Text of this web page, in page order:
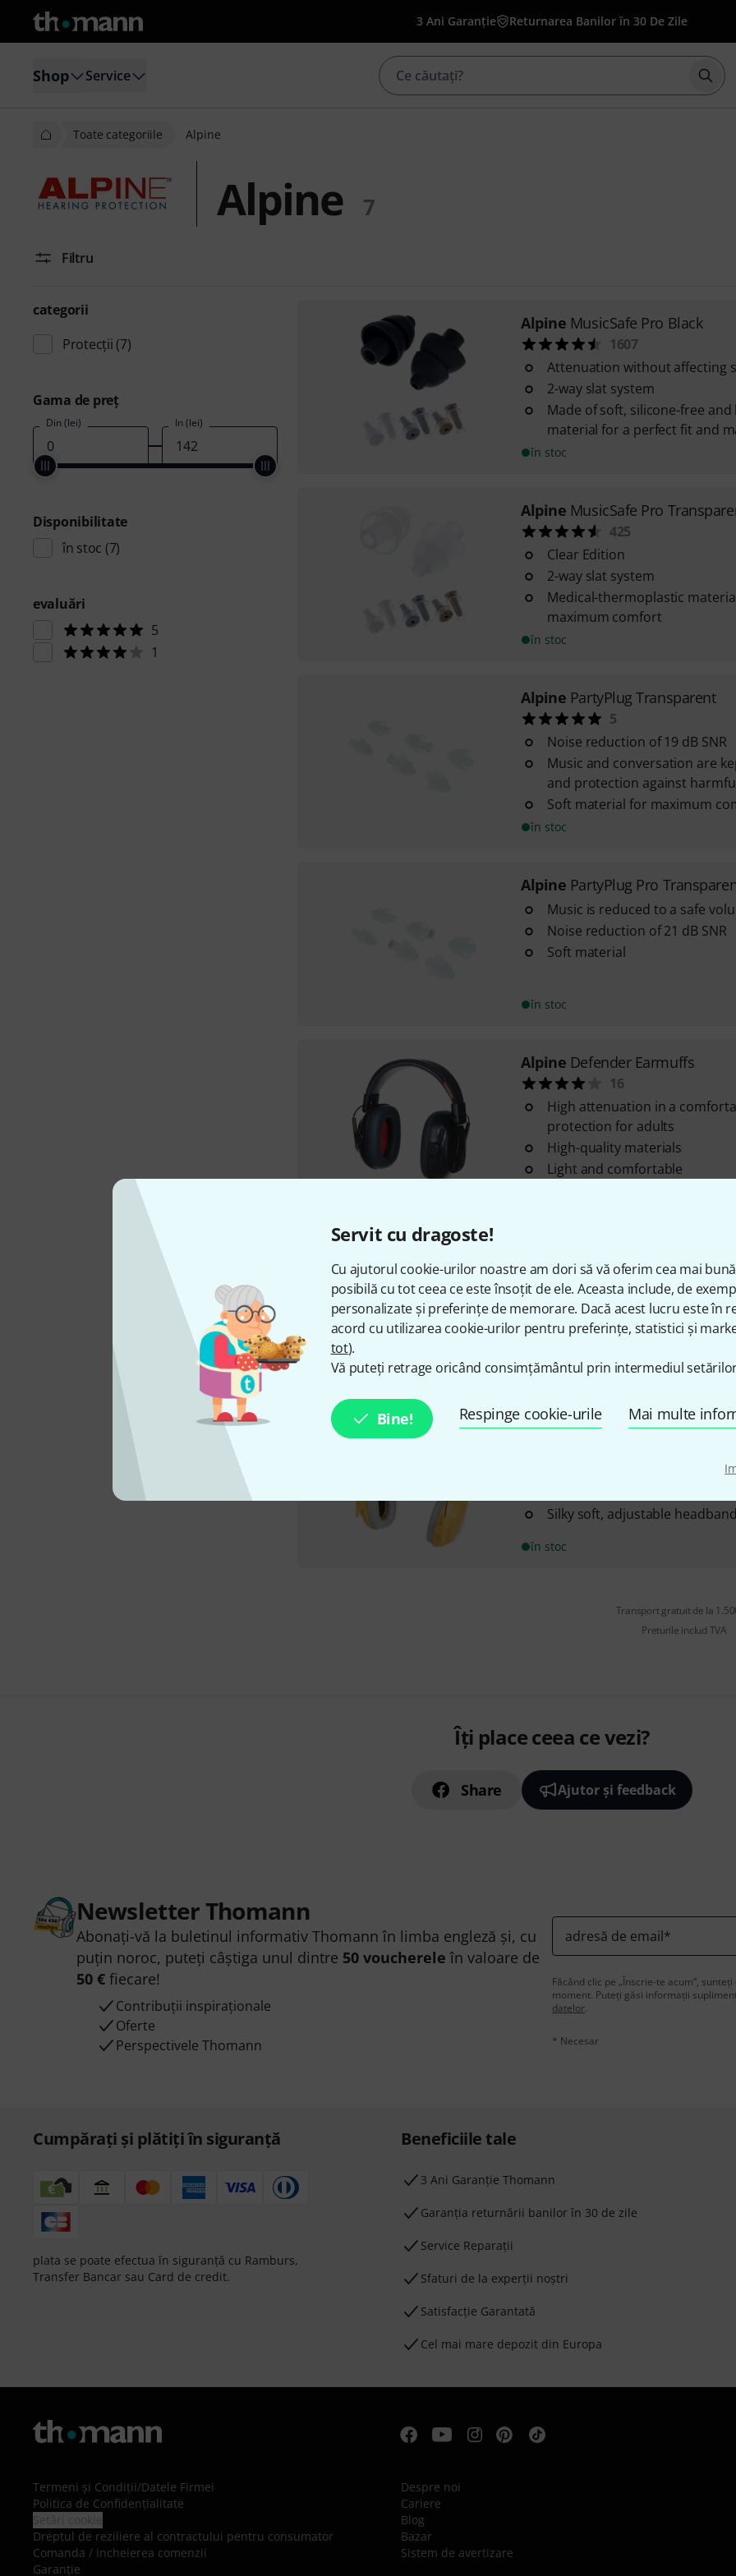
Servit cu dragoste!
Cu ajutorul cookie-urilor noastre am dori să vă oferim cea mai
posibilă cu tot ceea ce este însoțit de ele. Aceasta include, de
personalizate și preferințe de memorare. Dacă acest lucru este în
acord cu utilizarea cookie-urilor pentru preferințe, statistici și
tot).
Vă puteți retrage oricând consimțământul prin intermediul
Bine! Respinge cookie-urile Mai multe
3 Ani Garanție Returnarea Banilor în 30 De Zile
Shop Service
Toate categoriile Alpine
Alpine 7
Filtru
categorii
Protecţii (7)
Gama de preţ
Din (lei) În (lei)
Disponibilitate
în stoc (7)
evaluări
5
1
Alpine MusicSafe Pro Black
1607
Attenuation without affecting
2-way slat system
Made of soft, silicone-free
material for a perfect fit and
în stoc
Alpine MusicSafe Pro
425
Clear Edition
2-way slat system
Medical-thermoplastic
maximum comfort
în stoc
Alpine PartyPlug Transparent
5
Noise reduction of 19 dB SNR
Music and conversation are
and protection against
Soft material for maximum
în stoc
Alpine PartyPlug Pro
Music is reduced to a safe
Noise reduction of 21 dB SNR
Soft material
în stoc
Alpine Defender Earmuffs
16
High attenuation in a
protection for adults
High-quality materials
Light and comfortable
4
For children from 5 to 16 years
Protects against harmful noise
Silky soft, adjustable
în stoc
AlpineMuffy Kids Yellow
For children from 5 to 16 years
Silky soft, adjustable headband
în stoc
Transport gratuit de la
Preturile includ TVA
Îți place ceea ce vezi?
Share Ajutor și feedback
Newsletter Thomann
Abonați-vă la buletinul informativ Thomann în limba engleză și, cu
puțin noroc, puteți câștiga unul dintre 50 voucherele în valoare de
50 €fiecare!
Contribuții inspiraționale
Oferte
Perspectivele Thomann
adresă de email*
Făcând clic pe „Înscrie-te acum”,
moment. Puteți găsi informații
datelor.
* Necesar
Cumpărați și plătiți în siguranță
plata se poate efectua în siguranță cu Ramburs,
Transfer Bancar sau Card de credit.
Beneficiile tale
3 Ani Garanție Thomann
Garanţia returnării banilor în 30 de zile
Service Reparații
Sfaturi de la experții noștri
Satisfacție Garantată
Cel mai mare depozit din Europa
Termeni şi Condiţii/Datele Firmei
Politica de Confidenţialitate
Dreptul de reziliere al contractului pentru consumator
Comanda / incheierea comenzii
Garanție
Despre noi
Cariere
Blog
Bazar
Sistem de avertizare